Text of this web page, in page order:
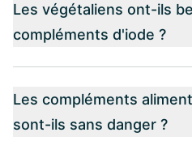
Les végétaliens ont-ils
compléments d'iode ?
Les compléments
sont-ils sans danger ?